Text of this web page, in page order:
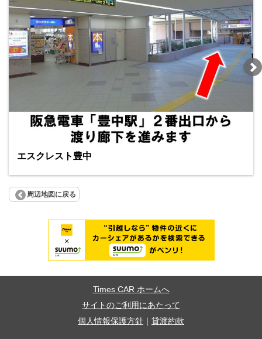
エスクレスト豊中
周辺地図に戻る
Times CAR ホームへ
サイトのご利用にあたって
個人情報保護方針
貸渡約款